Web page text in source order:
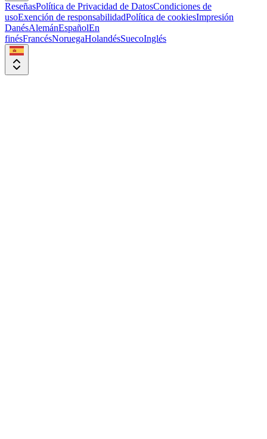
ReseñasPolítica de Privacidad de DatosCondiciones de
usoExención de responsabilidadPolítica de cookiesImpresión
DanésAlemánEspañolEn
finésFrancésNoruegaHolandésSuecoInglés